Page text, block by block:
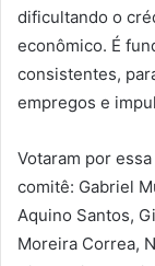
dificultando o
econômico. É
consistentes,
empregos e
Votaram por
comitê: Gabriel
Aquino Santos,
Moreira Correa,